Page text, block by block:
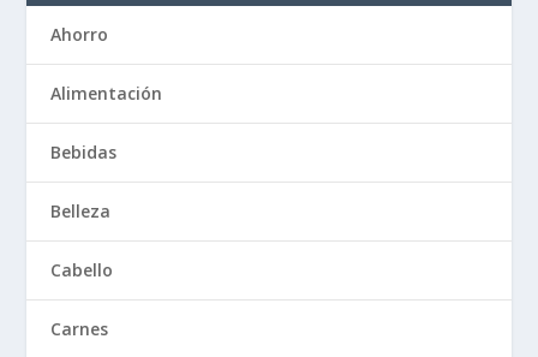
Ahorro
Alimentación
Bebidas
Belleza
Cabello
Carnes